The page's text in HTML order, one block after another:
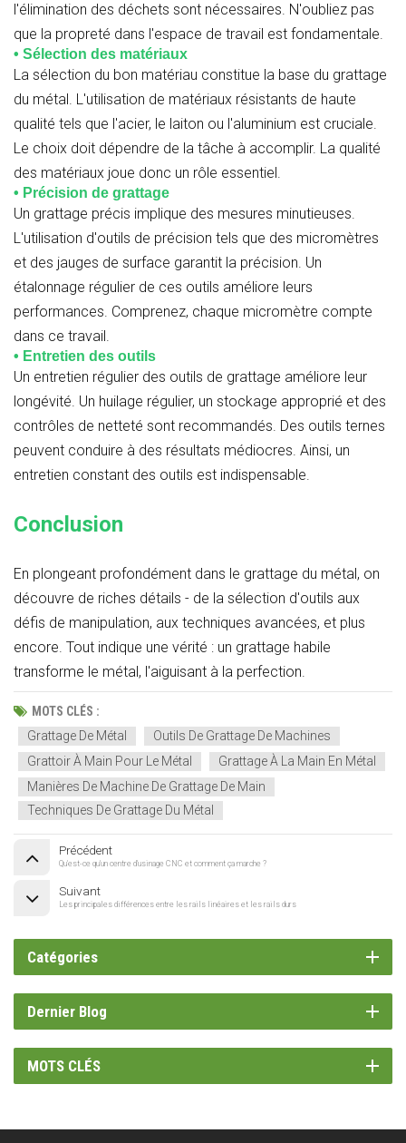
l'élimination des déchets sont nécessaires. N'oubliez pas
que la propreté dans l'espace de travail est fondamentale.
• Sélection des matériaux
La sélection du bon matériau constitue la base du grattage
du métal. L'utilisation de matériaux résistants de haute
qualité tels que l'acier, le laiton ou l'aluminium est cruciale.
Le choix doit dépendre de la tâche à accomplir. La qualité
des matériaux joue donc un rôle essentiel.
• Précision de grattage
Un grattage précis implique des mesures minutieuses.
L'utilisation d'outils de précision tels que des micromètres
et des jauges de surface garantit la précision. Un
étalonnage régulier de ces outils améliore leurs
performances. Comprenez, chaque micromètre compte
dans ce travail.
• Entretien des outils
Un entretien régulier des outils de grattage améliore leur
longévité. Un huilage régulier, un stockage approprié et des
contrôles de netteté sont recommandés. Des outils ternes
peuvent conduire à des résultats médiocres. Ainsi, un
entretien constant des outils est indispensable.
Conclusion
En plongeant profondément dans le grattage du métal, on
découvre de riches détails - de la sélection d'outils aux
défis de manipulation, aux techniques avancées, et plus
encore. Tout indique une vérité : un grattage habile
transforme le métal, l'aiguisant à la perfection.
MOTS CLÉS :
Grattage De Métal
Outils De Grattage De Machines
Grattoir À Main Pour Le Métal
Grattage À La Main En Métal
Manières De Machine De Grattage De Main
Techniques De Grattage Du Métal
Précédent
Qu'est-ce qu'un centre d'usinage CNC et comment ça marche ?
Suivant
Les principales différences entre les rails linéaires et les rails durs
Catégories
Dernier Blog
MOTS CLÉS